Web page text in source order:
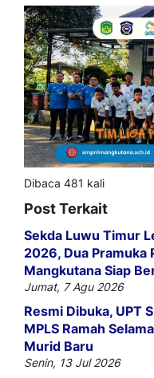
Dibaca 481 kali
Post Terkait
Sekda Luwu Timur
2026, Dua Pramuka
Mangkutana Siap
Jumat, 7 Agu 2026
Resmi Dibuka, UPT
MPLS Ramah
Murid Baru
Senin, 13 Jul 2026